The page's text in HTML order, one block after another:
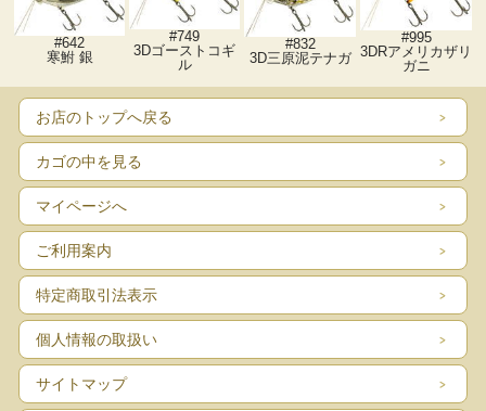
#642
寒鮒 銀
#749
3Dゴーストコギ
ル
#832
3D三原泥テナガ
#995
3DRアメリカザリ
ガニ
お店のトップへ戻る
カゴの中を見る
マイページへ
ご利用案内
特定商取引法表示
個人情報の取扱い
サイトマップ